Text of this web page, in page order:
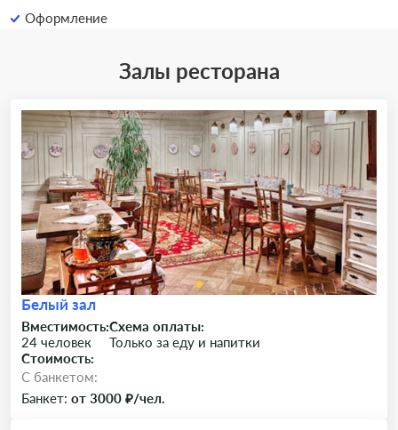
Оформление
Залы ресторана
Белый зал
Вместимость:
24 человек
Схема оплаты:
Только за еду и напитки
Стоимость:
C банкетом:
Банкет: от 3000 ₽/чел.